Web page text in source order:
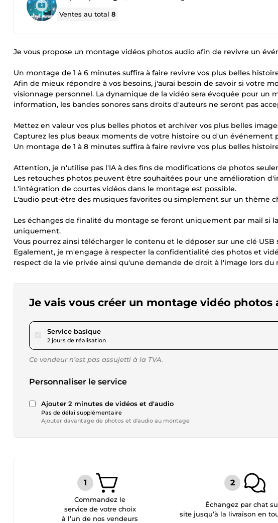
Ventes au total8
Je vous propose un montage vidéos photos audio afin de revivre un
Un montage de 1 à 6 minutes suffira à faire revivre vos plus belles
Afin de mieux répondre à vos besoins, j'aurai besoin de savoir si votre
visionnage personnel. La dynamique de la vidéo sera évoquée pour
information, les bandes sonores sans droits d'auteurs ne seront pas
Mettez en valeur vos plus belles photos et archiver vos plus belles
Capturez les plus beaux moments de votre histoire ou d'un événement
Un montage de 1 à 8 minutes suffira à faire revivre vos plus belles
Attention, je n'utilise pas l'IA à des fins de modifications de photos
Les retouches photos peuvent être souhaitées pour une amélioration
L'intégration de courtes vidéos dans le montage est possible.
L'audio peut-être des musiques favorites ou simplement sur un thème
Les échanges de finalité du montage se feront uniquement par mail si
uniquement.
Vous pourrez ainsi télécharger le contenu et le déposer sur une clé USB
Egalement, je m'engage à respecter la confidentialité des photos et
respect de la vie privée ainsi qu'une demande de droit à l'image lors du
Je vais vous créer un montage vidéo photos
Service basiquepour 34,68 $US
2 jours de réalisation
Ce vendeur n’est pas assujetti à la TVA.
Personnaliser le service
Ajouter 2 minutes de vidéos et d'audio
Pas de délai supplémentaire
Ajouter davantage de photos et d'audio au montage
Commandez le
service de votre choix
à l’un de nos vendeurs
Échangez par chat
site jusqu’à la livraison en